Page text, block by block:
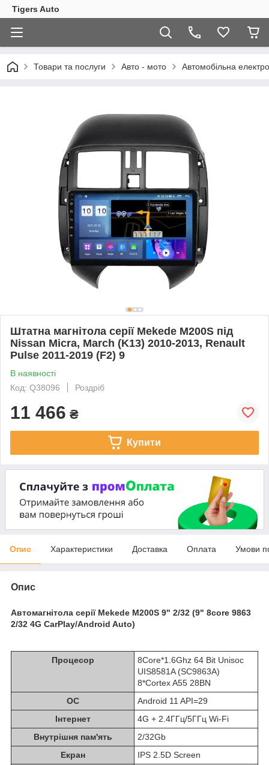
Tigers Auto
Товари та послуги Авто - мото Автомобільна
Штатна магнітола серії Mekede M200S під
Nissan Micra, March (K13) 2010-2013, Renault
Pulse 2011-2019 (F2) 9
В наявності
Код: Q38096
Роздріб
11 466 ₴
Купити
Опис Характеристики Доставка Оплата Умови
Опис
Автомагнітола серії Mekede M200S 9" 2/32 (9" 8core 9863
2/32 4G CarPlay/Android Auto)
Процесор
8Core*1.6Ghz 64 Bit Unisoc
UIS8581A (SC9863A)
8*Cortex A55 28BN
ОС
Android 11 API=29
Інтернет
4G + 2.4ГГц/5ГГц Wi-Fi
Внутрішня пам'ять
2/32Gb
Екран
IPS 2.5D Screen